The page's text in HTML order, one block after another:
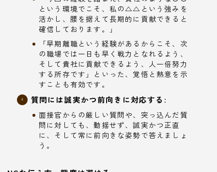
という環境でこそ、私の△△という強みを
活かし、腰を据えて長期的に貢献できると
確信しております。」
「早期離職という経験があるからこそ、次
の職場では一日も早く戦力となれるよう、
そして貴社に貢献できるよう、人一倍努力
する所存です」といった、覚悟と熱意を示
すことも有効です。
質問には誠実かつ前向きに対応する:
面接官からの厳しい質問や、突っ込んだ質
問に対しても、動揺せず、誠実かつ正直
に、そして常に前向きな姿勢で答えましょ
う。